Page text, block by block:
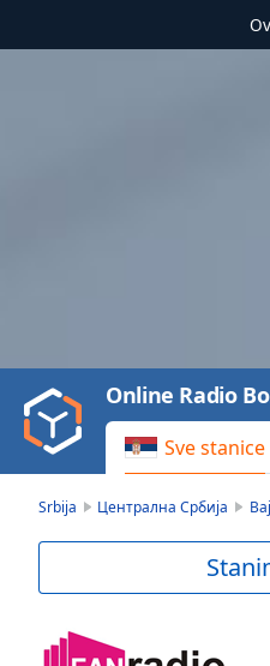
Video
Play
Backward
Skip
Current
Duration
Loaded
Sve stanice
Online Radio
Srbija Централна Србија